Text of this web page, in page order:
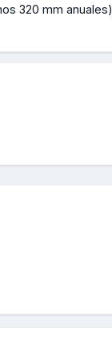
320 mm